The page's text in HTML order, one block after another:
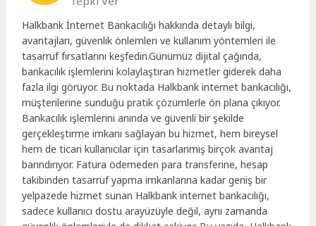
Halkbank İnternet Bankacılığı hakkında detaylı bilgi,
avantajları, güvenlik önlemleri ve kullanım yöntemleri ile
tasarruf fırsatlarını keşfedin.Günümüz dijital çağında,
bankacılık işlemlerini kolaylaştıran hizmetler giderek daha
fazla ilgi görüyor. Bu noktada Halkbank internet bankacılığı,
müşterilerine sunduğu pratik çözümlerle ön plana çıkıyor.
Bankacılık işlemlerini anında ve güvenli bir şekilde
gerçekleştirme imkanı sağlayan bu hizmet, hem bireysel
hem de ticari kullanıcılar için tasarlanmış birçok avantaj
barındırıyor. Fatura ödemeden para transferine, hesap
takibinden tasarruf yapma imkanlarına kadar geniş bir
yelpazede hizmet sunan Halkbank internet bankacılığı,
sadece kullanıcı dostu arayüzüyle değil, aynı zamanda